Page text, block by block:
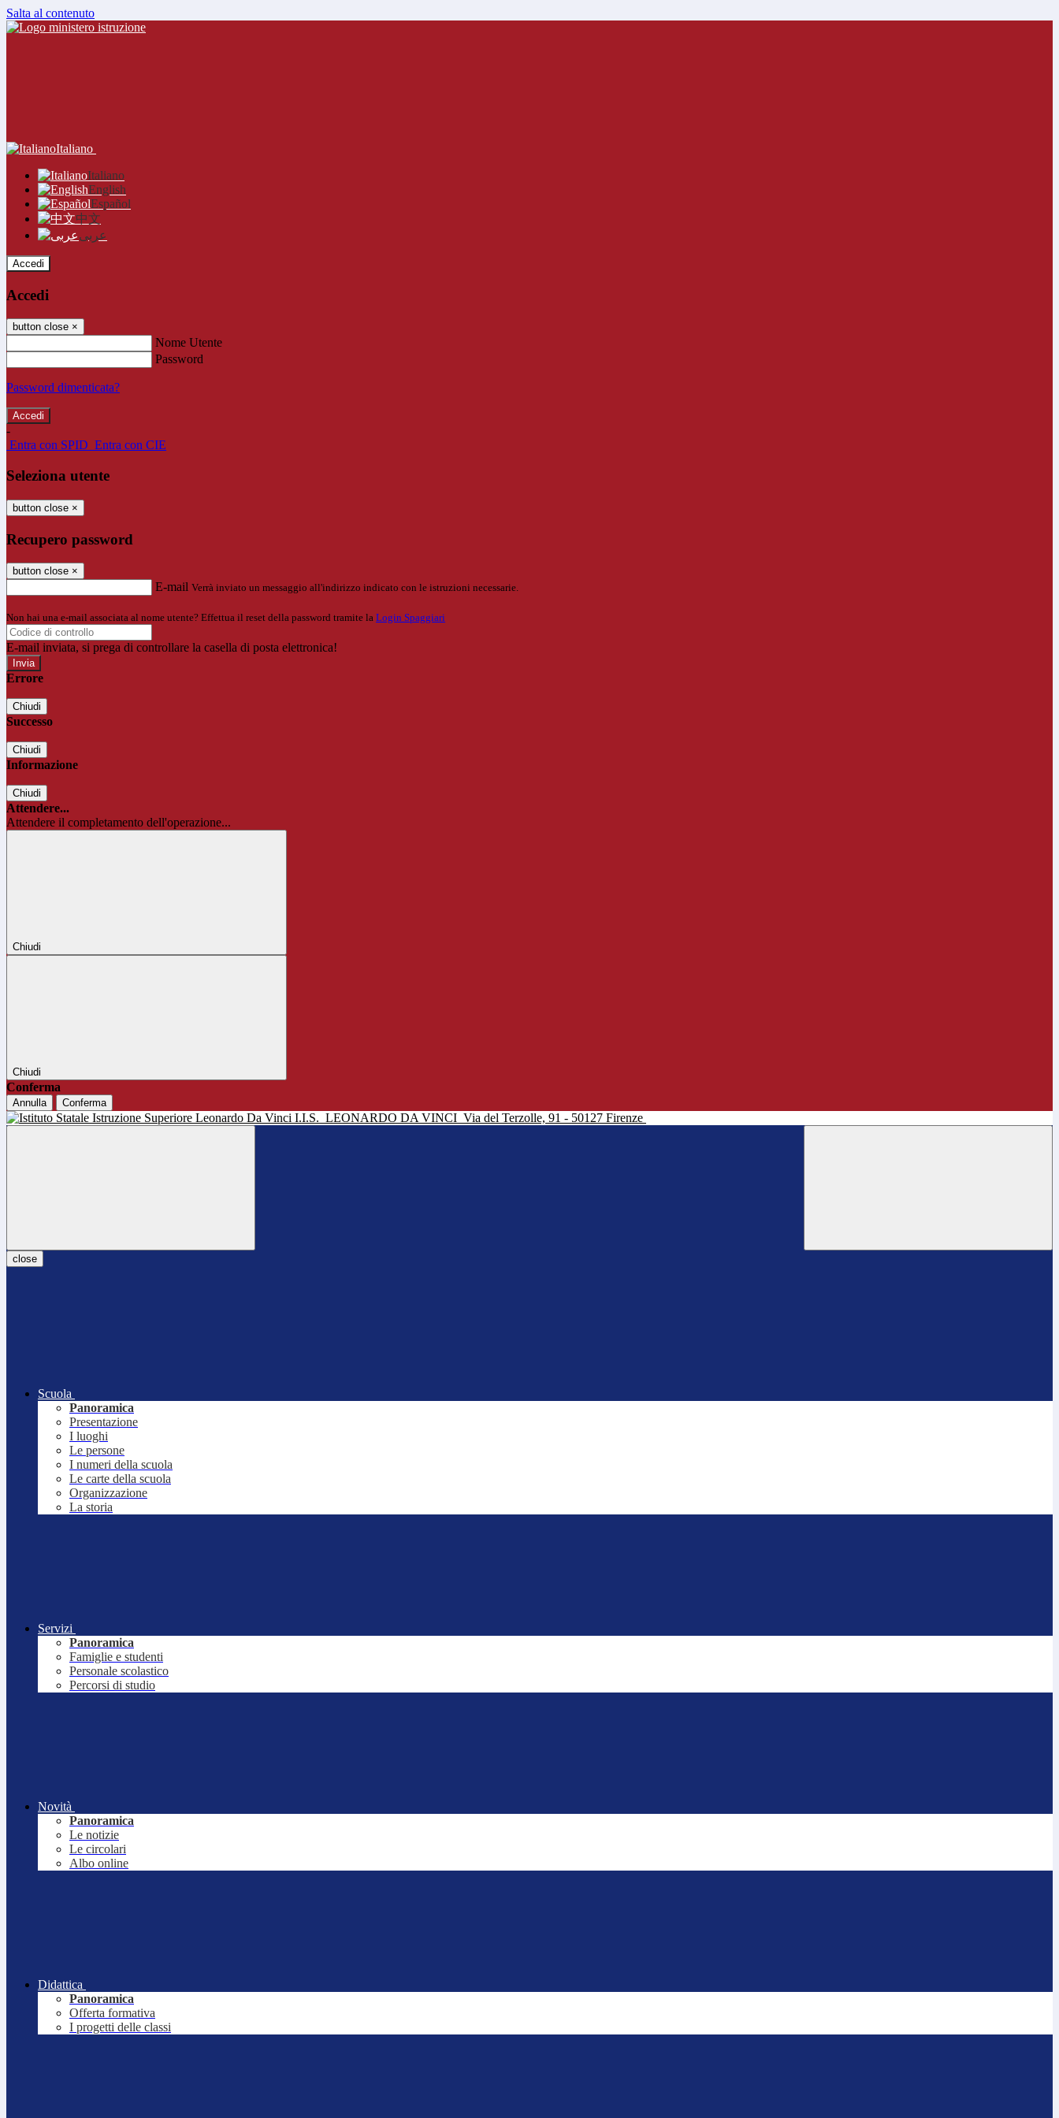
Salta al contenuto
Italiano
Italiano
English
Español
中文
عربى
Accedi
Accedi
button close ×
Nome Utente
Password
Password dimenticata?
-
Entra con SPID Entra con CIE
Seleziona utente
button close ×
Recupero password
button close ×
E-mail Verrà inviato un messaggio all'indirizzo indicato con le istruzioni necessarie.
Non hai una e-mail associata al nome utente? Effettua il reset della password tramite la Login Spaggiari
E-mail inviata, si prega di controllare la casella di posta elettronica!
Errore
Chiudi
Successo
Chiudi
Informazione
Chiudi
Attendere...
Attendere il completamento dell'operazione...
Chiudi
Chiudi
Conferma
Annulla Conferma
I.I.S. LEONARDO DA VINCI Via del Terzolle, 91 - 50127 Firenze
close
Scuola
Panoramica
Presentazione
I luoghi
Le persone
I numeri della scuola
Le carte della scuola
Organizzazione
La storia
Servizi
Panoramica
Famiglie e studenti
Personale scolastico
Percorsi di studio
Novità
Panoramica
Le notizie
Le circolari
Albo online
Didattica
Panoramica
Offerta formativa
I progetti delle classi